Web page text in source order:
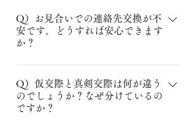
ださいね。
もちろん大丈夫です！お相手の考え
や想いを知りたい、そして自分の気
持ちも伝えたいというお気持ちがあ
れば問題ありません。当相談所で
お伝えします。カウンセリングで一
緒に解消していきましょう。
Q）お見合いでの連絡先交換が不
安です。どうすれば安心できます
か？
A）お見合いでの連絡先交換に不安を
感じる方も多いですが、当相談所で
は安心していただける仕組みを整え
ています。連絡先の交換はカウンセ
Q）仮交際と真剣交際は何が違う
のでしょうか？なぜ分けているの
ですか？